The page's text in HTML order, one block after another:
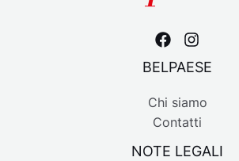
BELPAESE
Chi siamo
Contatti
NOTE LEGALI